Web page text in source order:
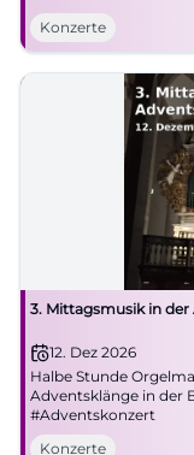
Konzerte
3. Mittagsmusik in der
12. Dez 2026
Halbe Stunde
Adventsklänge in der
#Adventskonzert
Konzerte